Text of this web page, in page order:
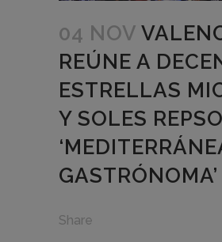
04 NOV
REÚNE A
ESTRELLAS
Y SOLES
GASTRÓNOMA’
Share